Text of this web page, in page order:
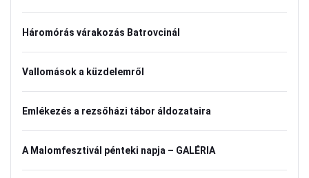
Háromórás várakozás Batrovcinál
Vallomások a küzdelemről
Emlékezés a rezsőházi tábor áldozataira
A Malomfesztivál pénteki napja – GALÉRIA